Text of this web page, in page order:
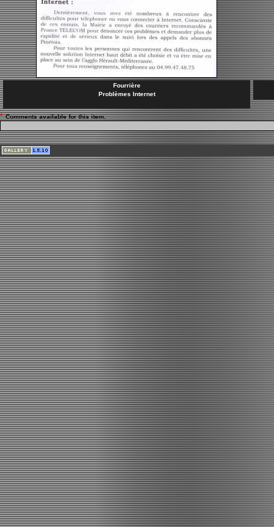
Fourrière
Problèmes Internet
* Comments available for this item.